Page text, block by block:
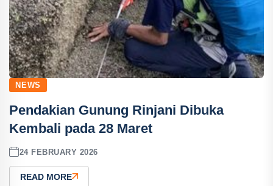
NEWS
Pendakian Gunung Rinjani Dibuka
Kembali pada 28 Maret
24 FEBRUARY 2026
READ MORE